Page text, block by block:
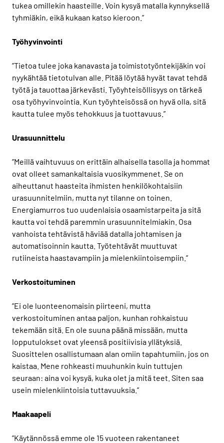
tukea omillekin haasteille. Voin kysyä matalla kynnyksellä
tyhmiäkin, eikä kukaan katso kieroon.”
Työhyvinvointi
”Tietoa tulee joka kanavasta ja toimistotyöntekijäkin voi
nyykähtää tietotulvan alle. Pitää löytää hyvät tavat tehdä
työtä ja tauottaa järkevästi. Työyhteisöllisyys on tärkeä
osa työhyvinvointia. Kun työyhteisössä on hyvä olla, sitä
kautta tulee myös tehokkuus ja tuottavuus.”
Urasuunnittelu
”Meillä vaihtuvuus on erittäin alhaisella tasolla ja hommat
ovat olleet samankaltaisia vuosikymmenet. Se on
aiheuttanut haasteita ihmisten henkilökohtaisiin
urasuunnitelmiin, mutta nyt tilanne on toinen.
Energiamurros tuo uudenlaisia osaamistarpeita ja sitä
kautta voi tehdä paremmin urasuunnitelmiakin. Osa
vanhoista tehtävistä häviää datalla johtamisen ja
automatisoinnin kautta. Työtehtävät muuttuvat
rutiineista haastavampiin ja mielenkiintoisempiin.”
Verkostoituminen
”Ei ole luonteenomaisin piirteeni, mutta
verkostoituminen antaa paljon, kunhan rohkaistuu
tekemään sitä. En ole suuna päänä missään, mutta
lopputulokset ovat yleensä positiivisia yllätyksiä.
Suosittelen osallistumaan alan omiin tapahtumiin, jos on
kaistaa. Mene rohkeasti muuhunkin kuin tuttujen
seuraan: aina voi kysyä, kuka olet ja mitä teet. Siten saa
usein mielenkiintoisia tuttavuuksia.”
Maakaapeli
”Käytännössä emme ole 15 vuoteen rakentaneet